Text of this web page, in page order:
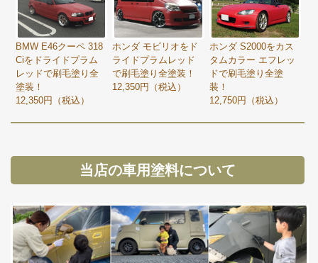
BMW E46クーペ 318
Ciをドライドプラム
レッドで刷毛塗り全
塗装！
12,350円（税込）
ホンダ モビリオをド
ライドプラムレッド
で刷毛塗り全塗装！
12,350円（税込）
ホンダ S2000をカス
タムカラー エフレッ
ドで刷毛塗り全塗
装！
12,750円（税込）
当店の車用塗料について